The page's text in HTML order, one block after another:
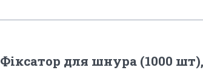
Фіксатор для шнура (1000